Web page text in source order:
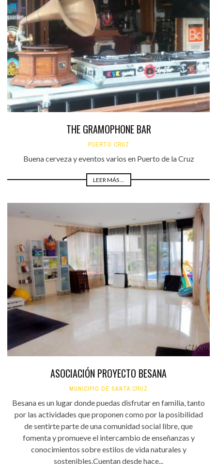
THE GRAMOPHONE BAR
PUERTO CRUZ
Buena cerveza y eventos varios en Puerto de la Cruz
LEER MÁS ...
ASOCIACIÓN PROYECTO BESANA
MUNICIPIO DE SANTA CRUZ
Besana es un lugar donde puedas disfrutar en familia, tanto
por las actividades que proponen como por la posibilidad
de sentirte parte de una comunidad social libre, que
fomenta y promueve el intercambio de enseñanzas y
conocimientos sobre estilos de vida naturales y
sostenibles.Cuentan desde hace...